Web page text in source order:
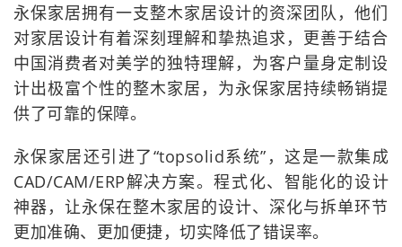
永保家居拥有一支整木家居设计的资深团队，他们
对家居设计有着深刻理解和挚热追求，更善于结合
中国消费者对美学的独特理解，为客户量身定制设
计出极富个性的整木家居，为永保家居持续畅销提
供了可靠的保障。
永保家居还引进了“topsolid系统”，这是一款集成
CAD/CAM/ERP解决方案。程式化、智能化的设计
神器，让永保在整木家居的设计、深化与拆单环节
更加准确、更加便捷，切实降低了错误率。